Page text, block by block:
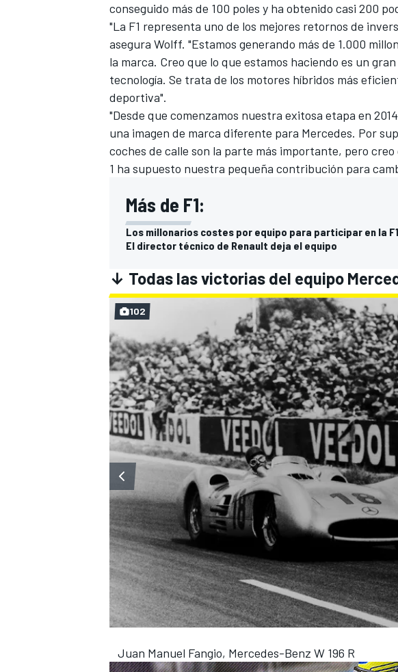
MÁS CATEGORÍAS
conseguido más de 100 poles y ha obtenido casi 200
"La F1 representa uno de los mejores retornos de
asegura Wolff. "Estamos generando más de 1.000
la marca. Creo que lo que estamos haciendo es un
tecnología. Se trata de los motores híbridos más
deportiva".
"Desde que comenzamos nuestra exitosa etapa en
una imagen de marca diferente para Mercedes. Por
coches de calle son la parte más importante, pero
1 ha supuesto nuestra pequeña contribución para
Más de F1:
Los millonarios costes por equipo para participar en la
El director técnico de Renault deja el equipo
↓ Todas las victorias del equipo
Juan Manuel Fangio, Mercedes-Benz W 196 R
102